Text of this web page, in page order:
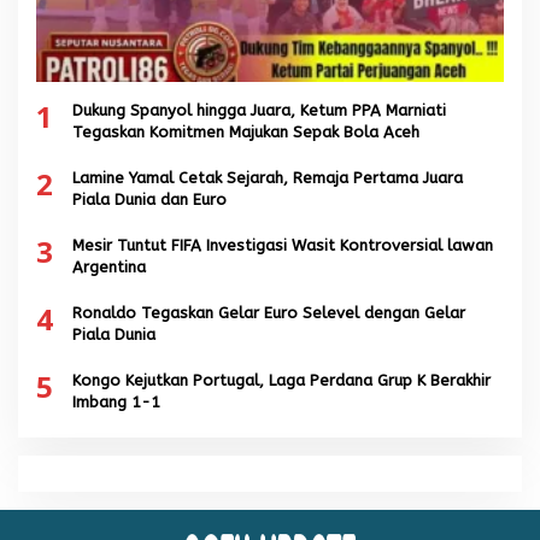
1
Dukung Spanyol hingga Juara, Ketum PPA Marniati
Tegaskan Komitmen Majukan Sepak Bola Aceh
2
Lamine Yamal Cetak Sejarah, Remaja Pertama Juara
Piala Dunia dan Euro
3
Mesir Tuntut FIFA Investigasi Wasit Kontroversial lawan
Argentina
4
Ronaldo Tegaskan Gelar Euro Selevel dengan Gelar
Piala Dunia
5
Kongo Kejutkan Portugal, Laga Perdana Grup K Berakhir
Imbang 1-1